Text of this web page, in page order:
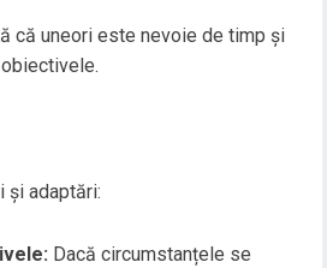
că uneori este nevoie de timp și
și adaptări:
Dacă circumstanțele se